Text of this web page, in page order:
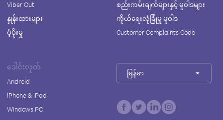
Viber Out
နှုန်းထားများ
ပံ့ပိုးမှု
စည်းကမ်းချက်များနှင့် မူဝါဒများ
ကိုယ်ရေးလုံခြုံမှု မူဝါဒ
Customer Complaints Code
ဒေါင်းလုတ်
Android
iPhone & iPad
Windows PC
မြန်မာ